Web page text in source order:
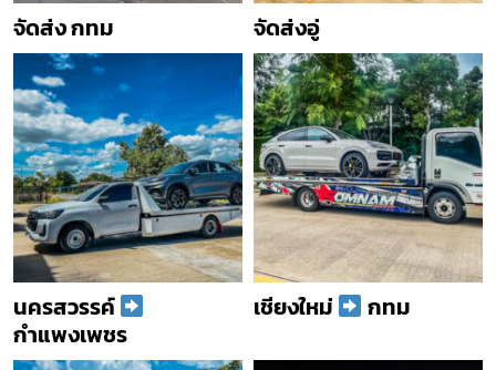
จัดส่ง กทม จัดส่งอู่
นครสวรรค์
กำแพงเพชร
เชียงใหม่ กทม